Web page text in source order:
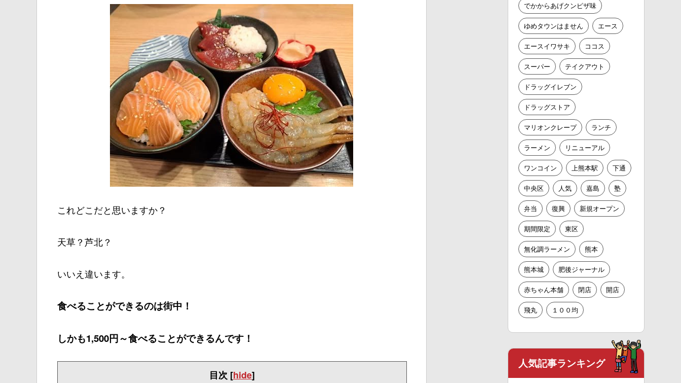
これどこだと思いますか？
天草？芦北？
いいえ違います。
食べることができるのは街中！
しかも1,500円～食べることができるんです！
目次 [hide]
でかからあげクンピザ味
ゆめタウンはません エース
エースイワサキ ココス
スーパー テイクアウト
ドラッグイレブン
ドラッグストア
マリオンクレープ ランチ
ラーメン リニューアル
ワンコイン 上熊本駅 下通
中央区 人気 嘉島 塾
弁当 復興 新規オープン
期間限定 東区
無化調ラーメン 熊本
熊本城 肥後ジャーナル
赤ちゃん本舗 閉店 開店
飛丸 １００均
人気記事ランキング